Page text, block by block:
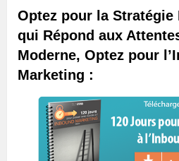
Optez pour la
qui Répond aux
Moderne, Optez pour
Marketing :